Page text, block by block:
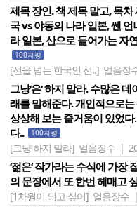
제목 장인. 책 제목 말고, 목
국 vs 야동의 나라 일본, 쎈
라 일본, 산으로 들어가는 자
100자평
[선을 넘는 한국인 선..] 얼음장
그냥‘은‘ 하지 말라. 수많은
래를 말해준다. 개인적으로
상상해 보는 즐거움이 있었
다..
100자평
[그냥 하지 말라] 얼음장수 |
‘젊은‘ 작가라는 수식에 가장
의 문장에서 또 한번 헤매고
[1차원이 되고 싶어] 얼음장수